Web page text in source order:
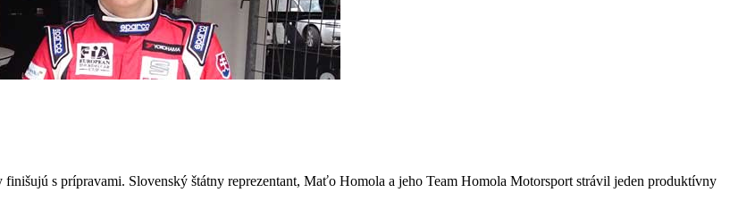
s prípravami. Slovenský štátny reprezentant, Maťo Homola a jeho Team Homola Motorsport strávil jeden produktívny